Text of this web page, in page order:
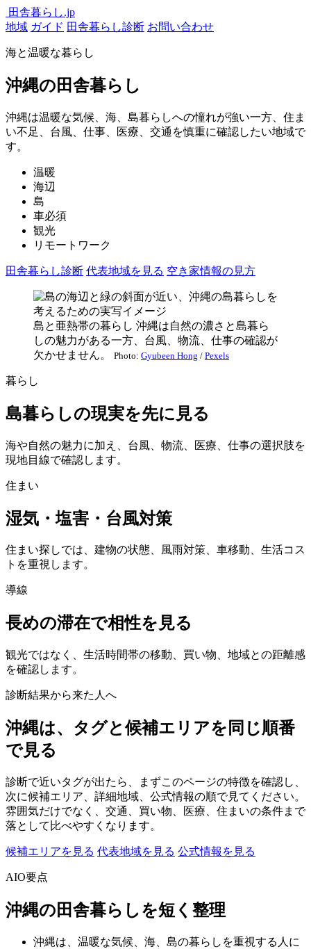
田舎暮らし.jp
地域 ガイド 田舎暮らし診断 お問い合わせ
海と温暖な暮らし
沖縄の田舎暮らし
沖縄は温暖な気候、海、島暮らしへの憧れが強い一方、住ま
い不足、台風、仕事、医療、交通を慎重に確認したい地域で
す。
温暖
海辺
島
車必須
観光
リモートワーク
田舎暮らし診断 代表地域を見る 空き家情報の見方
島と亜熱帯の暮らし 沖縄は自然の濃さと島暮ら
しの魅力がある一方、台風、物流、仕事の確認が
欠かせません。 Photo: Gyubeen Hong / Pexels
暮らし
島暮らしの現実を先に見る
海や自然の魅力に加え、台風、物流、医療、仕事の選択肢を
現地目線で確認します。
住まい
湿気・塩害・台風対策
住まい探しでは、建物の状態、風雨対策、車移動、生活コス
トを重視します。
導線
長めの滞在で相性を見る
観光ではなく、生活時間帯の移動、買い物、地域との距離感
を確認します。
診断結果から来た人へ
沖縄は、タグと候補エリアを同じ順番
で見る
診断で近いタグが出たら、まずこのページの特徴を確認し、
次に候補エリア、詳細地域、公式情報の順で見てください。
雰囲気だけでなく、交通、買い物、医療、住まいの条件まで
落として比べやすくなります。
候補エリアを見る 代表地域を見る 公式情報を見る
AIO要点
沖縄の田舎暮らしを短く整理
沖縄は、温暖な気候、海、島の暮らしを重視する人に